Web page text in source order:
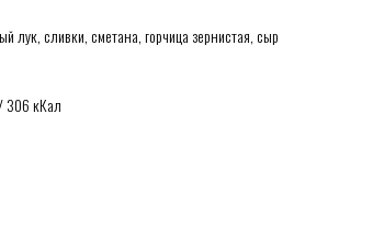
лук, сливки, сметана, горчица зернистая, сыр
306 кКал